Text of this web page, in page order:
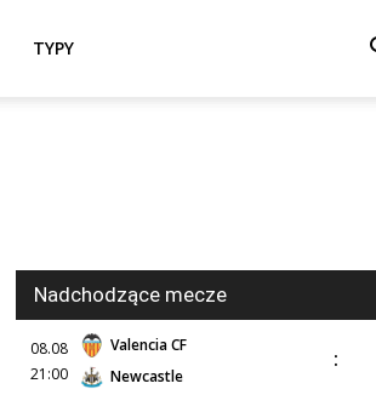
TYPY
Nadchodzące mecze
08.08
21:00
Valencia CF
Newcastle
: